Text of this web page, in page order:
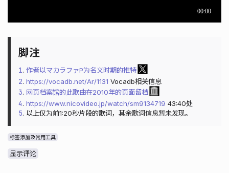
1. 作者以マカラファP为名义时期的推特
2. https://vocadb.net/Ar/1131 Vocadb相关信息
3. 网页档案馆的此歌曲在2010年的页面留档
4. https://www.nicovideo.jp/watch/sm9134719 43:40处
5. 以上仅为前1:20秒片段的歌词，其余歌词信息暂未发现。
标签添加及常用工具
显示评论